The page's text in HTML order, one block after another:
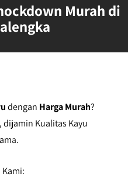
Murah di
dengan Harga Murah?
, dijamin Kualitas Kayu
a.